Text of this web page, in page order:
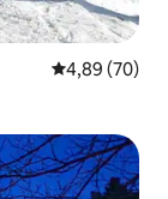
Évaluation
4,89 (70)